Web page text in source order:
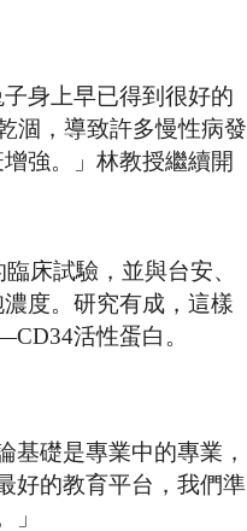
身上早已得到很好的
涸，導致許多慢性病發
強。」林教授繼續開
床試驗，並與台安、
度。研究有成，這樣
活性蛋白。
礎是專業中的專業，
好的教育平台，我們準
」